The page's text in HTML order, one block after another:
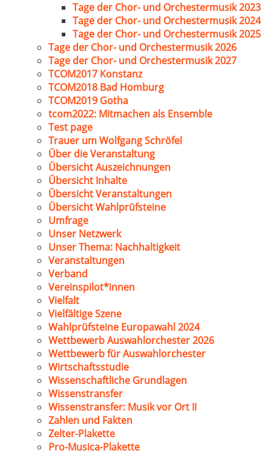
Tage der Chor- und Orchestermusik 2023
Tage der Chor- und Orchestermusik 2024
Tage der Chor- und Orchestermusik 2025
Tage der Chor- und Orchestermusik 2026
Tage der Chor- und Orchestermusik 2027
TCOM2017 Konstanz
TCOM2018 Bad Homburg
TCOM2019 Gotha
tcom2022: Mitmachen als Ensemble
Test page
Trauer um Wolfgang Schröfel
Über die Veranstaltung
Übersicht Auszeichnungen
Übersicht Inhalte
Übersicht Veranstaltungen
Übersicht Wahlprüfsteine
Umfrage
Unser Netzwerk
Unser Thema: Nachhaltigkeit
Veranstaltungen
Verband
Vereinspilot*innen
Vielfalt
Vielfältige Szene
Wahlprüfsteine Europawahl 2024
Wettbewerb Auswahlorchester 2026
Wettbewerb für Auswahlorchester
Wirtschaftsstudie
Wissenschaftliche Grundlagen
Wissenstransfer
Wissenstransfer: Musik vor Ort II
Zahlen und Fakten
Zelter-Plakette
Pro-Musica-Plakette